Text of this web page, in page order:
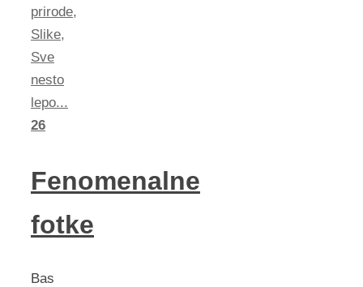
prirode,
Slike,
Sve
nesto
lepo...
26
Fenomenalne
fotke
Bas